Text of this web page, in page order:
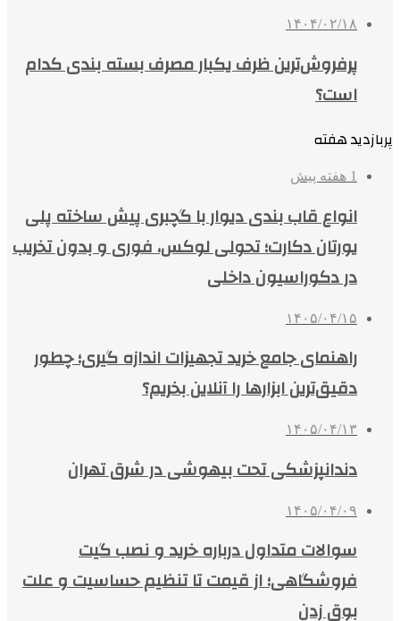
۱۴۰۴/۰۲/۱۸
پرفروش‌ترین ظرف یکبار مصرف بسته بندی کدام
است؟
پربازدید هفته
1 هفته پیش
انواع قاب بندی دیوار با گچبری پیش ساخته پلی
یورتان دکارت؛ تحولی لوکس، فوری و بدون تخریب
در دکوراسیون داخلی
۱۴۰۵/۰۴/۱۵
راهنمای جامع خرید تجهیزات اندازه گیری؛ چطور
دقیق‌ترین ابزارها را آنلاین بخریم؟
۱۴۰۵/۰۴/۱۳
دندانپزشکی تحت بیهوشی در شرق تهران
۱۴۰۵/۰۴/۰۹
سوالات متداول درباره خرید و نصب گیت
فروشگاهی؛ از قیمت تا تنظیم حساسیت و علت
بوق زدن